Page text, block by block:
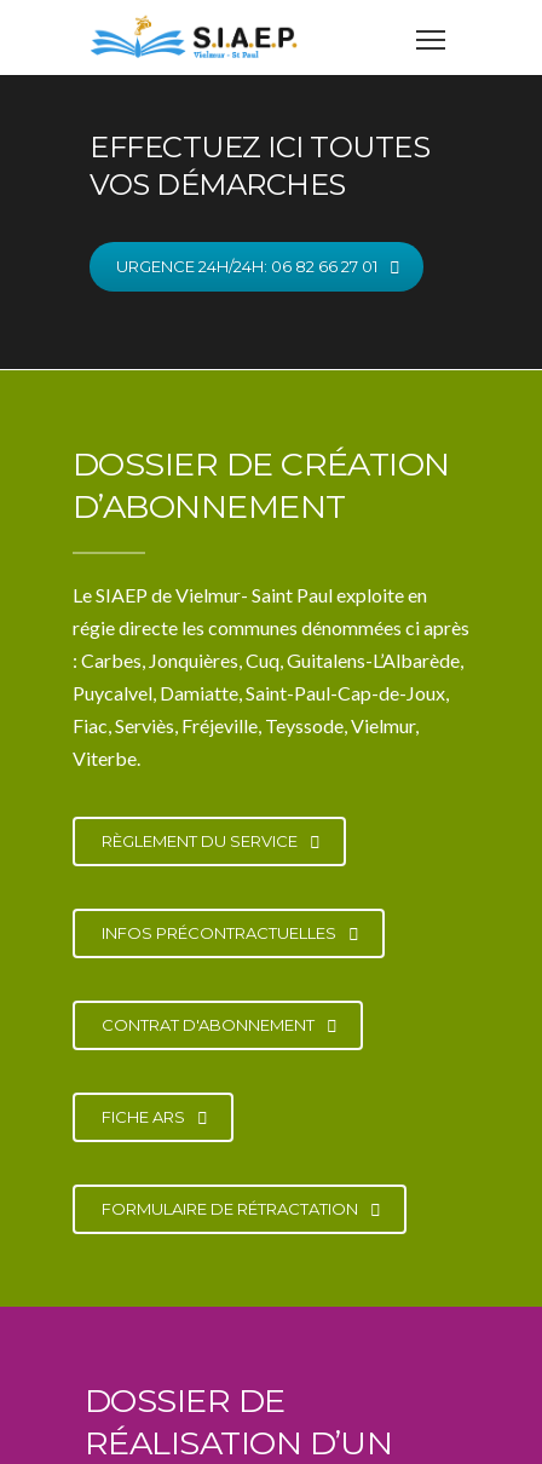
EFFECTUEZ ICI TOUTES
VOS DÉMARCHES
URGENCE 24H/24H: 06 82 66 27 01
DOSSIER DE CRÉATION
D’ABONNEMENT
Le SIAEP de Vielmur- Saint Paul exploite en
régie directe les communes dénommées ci après
: Carbes, Jonquières, Cuq, Guitalens-L’Albarède,
Puycalvel, Damiatte, Saint-Paul-Cap-de-Joux,
Fiac, Serviès, Fréjeville, Teyssode, Vielmur,
Viterbe.
RÈGLEMENT DU SERVICE
INFOS PRÉCONTRACTUELLES
CONTRAT D'ABONNEMENT
FICHE ARS
FORMULAIRE DE RÉTRACTATION
DOSSIER DE
RÉALISATION D’UN